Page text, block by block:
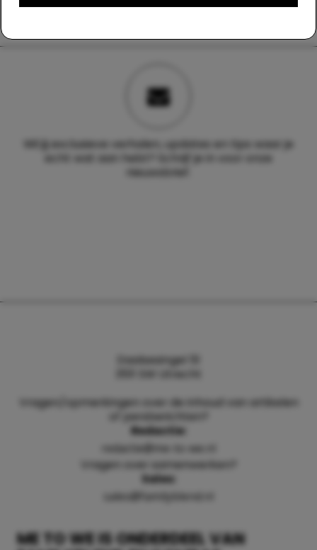
Wil jij exclusieve verhalen, updates en tips waar je
echt wat aan hebt? Schrijf je in voor onze
nieuwsbrief.
ME TO WE IS ONDERDEEL VAN
Daalsesingel 51
3511 SW Utrecht
Vragen/opmerkingen over de inhoud van artikelen
of persberichten?
Redactie:
redactie@me-to-we.nl
Vragen over samenwerken?
Sales:
sales@familyblend.nl